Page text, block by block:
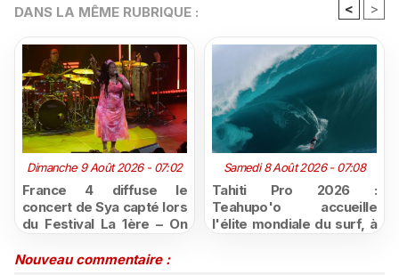
DANS LA MÊME RUBRIQUE : < >
Dimanche 9 Août 2026 - 07:02
France 4 diffuse le
concert de Sya capté lors
du Festival La 1ère – On
Samedi 8 Août 2026 - 07:08
Tahiti Pro 2026 :
Teahupo'o accueille
l'élite mondiale du surf, à
Nouveau commentaire :